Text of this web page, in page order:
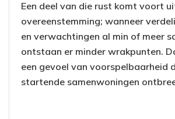
Een deel van die rust komt voort
overeenstemming; wanneer
en verwachtingen al min of meer
ontstaan er minder wrakpunten.
een gevoel van voorspelbaarheid
startende samenwoningen